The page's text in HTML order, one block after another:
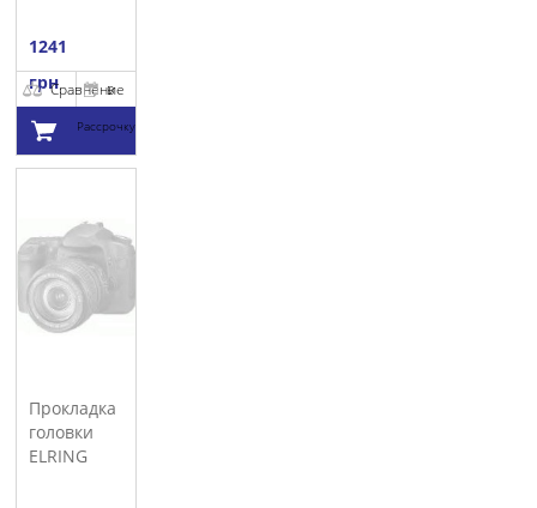
1241
грнСравнение
В
Рассрочку
корзину
Прокладка
головки
ELRING